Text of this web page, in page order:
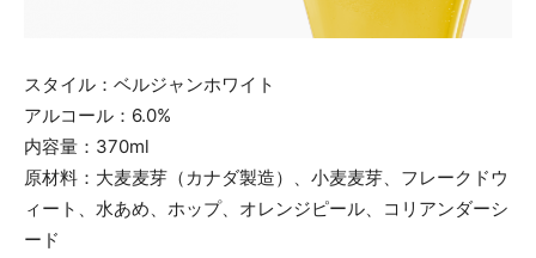
スタイル：ベルジャンホワイト
アルコール：6.0%
内容量：370ml
原材料：大麦麦芽（カナダ製造）、小麦麦芽、フレークドウ
ィート、水あめ、ホップ、オレンジピール、コリアンダーシ
ード